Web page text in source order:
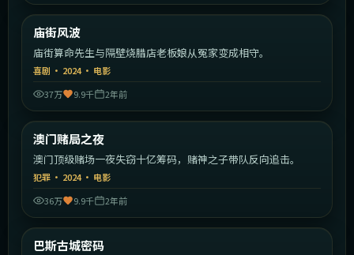
热门
庙街风波
庙街算命先生与隔壁烧腊店老板娘从冤家变成相守。
喜剧 · 2024· 电影
37万
9.9千 2年前
热门
澳门赌局之夜
澳门顶级赌场一夜失窃十亿筹码，赌神之子带队反向追击。
犯罪 · 2024· 电影
36万
9.9千 2年前
热门
巴斯古城密码